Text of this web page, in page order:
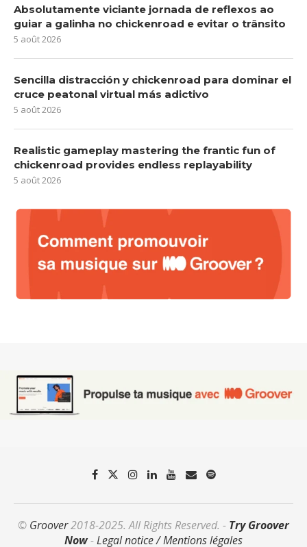
Absolutamente viciante jornada de reflexos ao
guiar a galinha no chickenroad e evitar o trânsito
5 août 2026
Sencilla distracción y chickenroad para dominar el
cruce peatonal virtual más adictivo
5 août 2026
Realistic gameplay mastering the frantic fun of
chickenroad provides endless replayability
5 août 2026
© Groover2018-2025. All Rights Reserved. - Try Groover
Now-Legal notice / Mentions légales